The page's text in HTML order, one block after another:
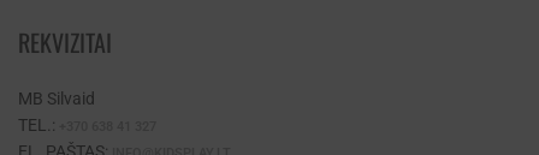
REKVIZITAI
MB Silvaid
TEL.: